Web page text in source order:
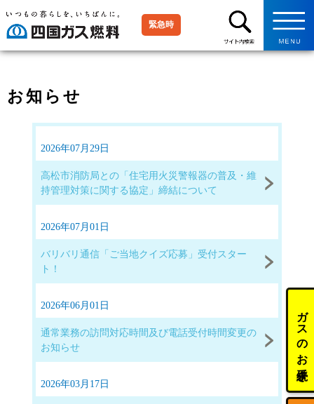
緊急時
お知らせ
2026年07月29日
高松市消防局との「住宅用火災警報器の普及・維
持管理対策に関する協定」締結について
2026年07月01日
バリバリ通信「ご当地クイズ応募」受付スター
ト！
2026年06月01日
通常業務の訪問対応時間及び電話受付時間変更の
お知らせ
2026年03月17日
ガスのお手続き